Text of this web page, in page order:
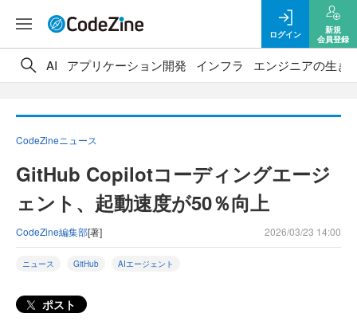
ログイン
新規
会員登録
AI アプリケーション開発 インフラ エンジニアの生き
CodeZineニュース
GitHub Copilotコーディングエージ
ェント、起動速度が50％向上
CodeZine編集部[著] 2026/03/23 14:00
ニュース GitHub AIエージェント
ポスト